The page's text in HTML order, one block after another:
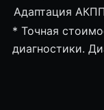
Адаптация АКПП
* Точная
диагностики.